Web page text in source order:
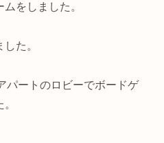
をしました。
た。
パートのロビーでボードゲ